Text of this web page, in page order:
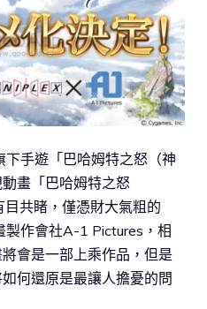
手遊「巴哈姆特之怒（神
畫「巴哈姆特之怒
目共睹，僅憑財大氣粗的
製作會社A-1 Pictures，相
會是一部上乘作品，但是
何還原是最讓人擔憂的問